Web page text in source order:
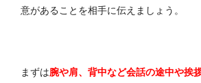
意があることを相手に伝えましょう。
まずは腕や肩、背中など会話の途中や挨